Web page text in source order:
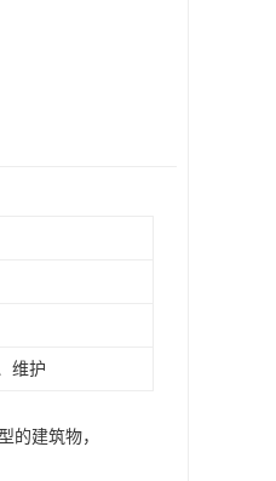
维护
的建筑物，